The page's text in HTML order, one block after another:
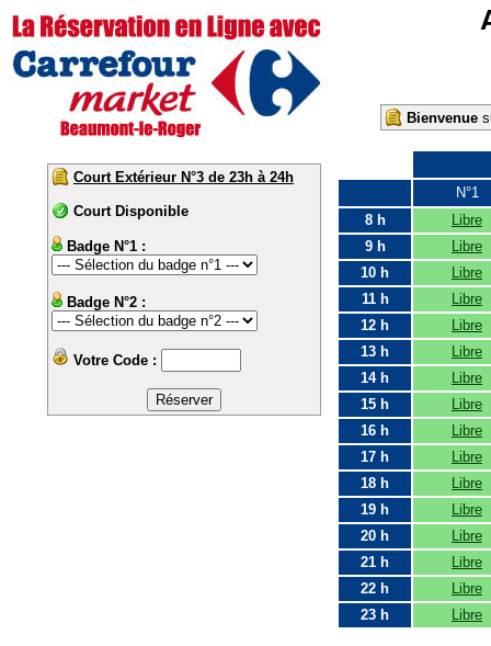
Bienvenue
Court Extérieur N°3 de 23h à 24h
Court Disponible
Badge N°1 :
Badge N°2 :
Votre Code :
N°1
8 h
Libre
9 h
Libre
10 h
Libre
11 h
Libre
12 h
Libre
13 h
Libre
14 h
Libre
15 h
Libre
16 h
Libre
17 h
Libre
18 h
Libre
19 h
Libre
20 h
Libre
21 h
Libre
22 h
Libre
23 h
Libre